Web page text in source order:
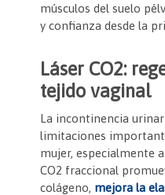
músculos del suelo
y confianza desde la
Láser CO2:
tejido vaginal
La incontinencia
limitaciones
mujer, especialmente
CO2 fraccional
colágeno, mejora la